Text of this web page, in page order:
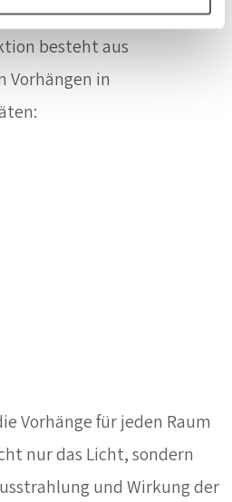
besteht aus
Vorhängen in
Vorhänge für jeden Raum
nur das Licht, sondern
und Wirkung der